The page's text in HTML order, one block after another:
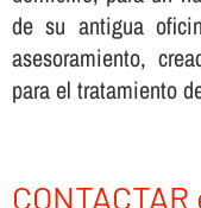
de su antigua
asesoramiento,
para el tratamiento